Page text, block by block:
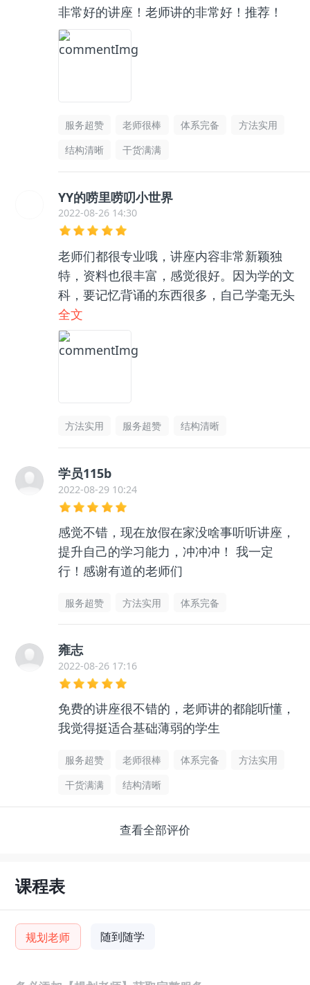
非常好的讲座！老师讲的非常好！推荐！
服务超赞 老师很棒 体系完备
方法实用
结构清晰
干货满满
YY的唠里唠叨小世界
2022-08-26 14:30
老师们都很专业哦，讲座内容非常新颖独
特，资料也很丰富，感觉很好。因为学的文
科，要记忆背诵的东西很多，自己学毫无头
绪，和咨询老师聊了之后收获很大，逻辑框
架清晰了很多，总之很推荐👍🏻
全文
方法实用 服务超赞 结构清晰
学员115b
2022-08-29 10:24
感觉不错，现在放假在家没啥事听听讲座，
提升自己的学习能力，冲冲冲！ 我一定
行！感谢有道的老师们
服务超赞 方法实用 体系完备
雍志
2022-08-26 17:16
免费的讲座很不错的，老师讲的都能听懂，
我觉得挺适合基础薄弱的学生
服务超赞 老师很棒 体系完备
方法实用
干货满满
结构清晰
查看全部评价
课程表
规划老师 随到随学